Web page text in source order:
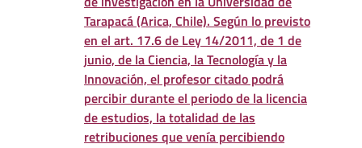
Tarapacá (Arica, Chile). Según lo previsto
en el art. 17.6 de Ley 14/2011, de 1 de
junio, de la Ciencia, la Tecnología y la
Innovación, el profesor citado podrá
percibir durante el periodo de la licencia
de estudios, la totalidad de las
retribuciones que venía percibiendo